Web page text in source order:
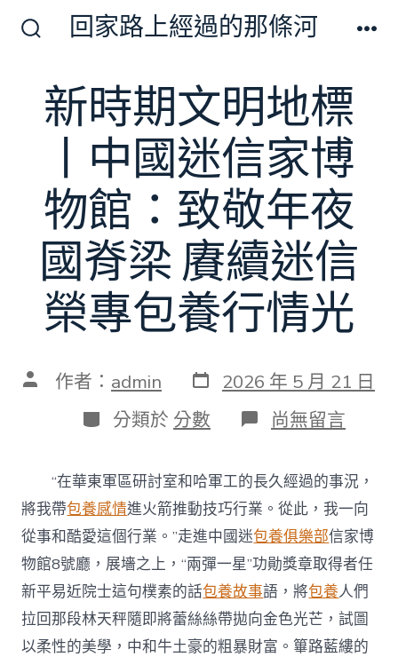
切
換
開
回家路上經過的那條河
新時期文明地標
丨中國迷信家博
物館：致敬年夜
國脊梁 賡續迷信
榮專包養行情光
文 作者： admin 發
表
日
期
2026 年 5 月 21 日
分
類
分類於 分數 在
〈新
期
文
明
地
標
丨
中
國
迷
信
家
尚無留言
“在華東軍區研討室和哈軍工的長久經過的事況，
將我帶包養感情進火箭推動技巧行業。從此，我一向
從事和酷愛這個行業。”走進中國迷包養俱樂部信家博
物館8號廳，展墻之上，“兩彈一星”功勛獎章取得者任
新平易近院士這句樸素的話包養故事語，將包養人們
拉回那段林天秤隨即將蕾絲絲帶拋向金色光芒，試圖
以柔性的美學，中和牛土豪的粗暴財富。篳路藍縷的